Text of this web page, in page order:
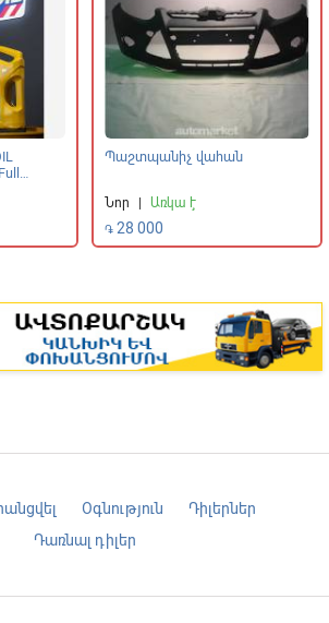
Պաշտպանիչ վահան
Նոր | Առկա է
֏ 28 000
Օգնություն
Դիլերներ
Դառնալ դիլեր